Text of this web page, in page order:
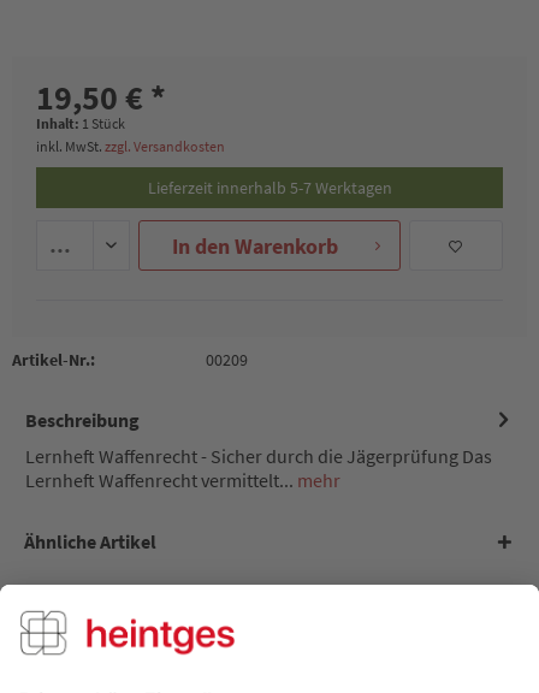
19,50 € *
Inhalt: 1 Stück
inkl. MwSt. zzgl. Versandkosten
Lieferzeit innerhalb 5-7 Werktagen
In den Warenkorb
Artikel-Nr.: 00209
Beschreibung
Lernheft Waffenrecht - Sicher durch die Jägerprüfung Das
Lernheft Waffenrecht vermittelt... mehr
Ähnliche Artikel
Kunden haben sich ebenfalls angesehen